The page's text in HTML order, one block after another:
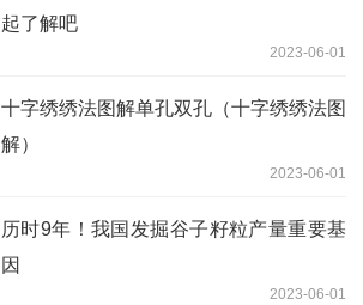
起了解吧
2023-06-01
十字绣绣法图解单孔双孔（十字绣绣法图
解）
2023-06-01
历时9年！我国发掘谷子籽粒产量重要基
因
2023-06-01